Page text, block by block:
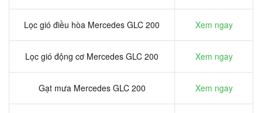
Lọc gió điều hòa Mercedes GLC 200 Xem ngay
Lọc gió động cơ Mercedes GLC 200 Xem ngay
Gạt mưa Mercedes GLC 200 Xem ngay